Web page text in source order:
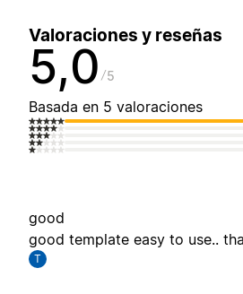
Valoraciones y reseñas
5,0 5
Basada en 5 valoraciones
good
good template easy to use..
T